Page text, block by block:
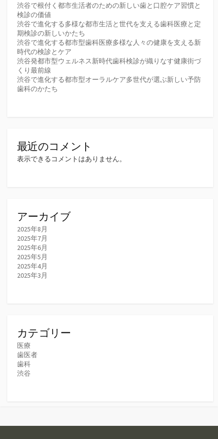
渋谷で根付く都市生活者のための新しい歯と口腔ケア習慣と
検診の価値
渋谷で進化する多様な都市生活と世代を支える歯科医療と定
期検診の新しいかたち
渋谷で進化する都市型歯科医療多様な人々の健康を支える新
時代の検診とケア
渋谷発都市型ウェルネス新時代歯科検診が織りなす健康街づ
くり最前線
渋谷で進化する都市型オーラルケア多世代が選ぶ新しい予防
歯科のかたち
最近のコメント
表示できるコメントはありません。
アーカイブ
2025年8月
2025年7月
2025年6月
2025年5月
2025年4月
2025年3月
カテゴリー
医療
歯医者
歯科
渋谷